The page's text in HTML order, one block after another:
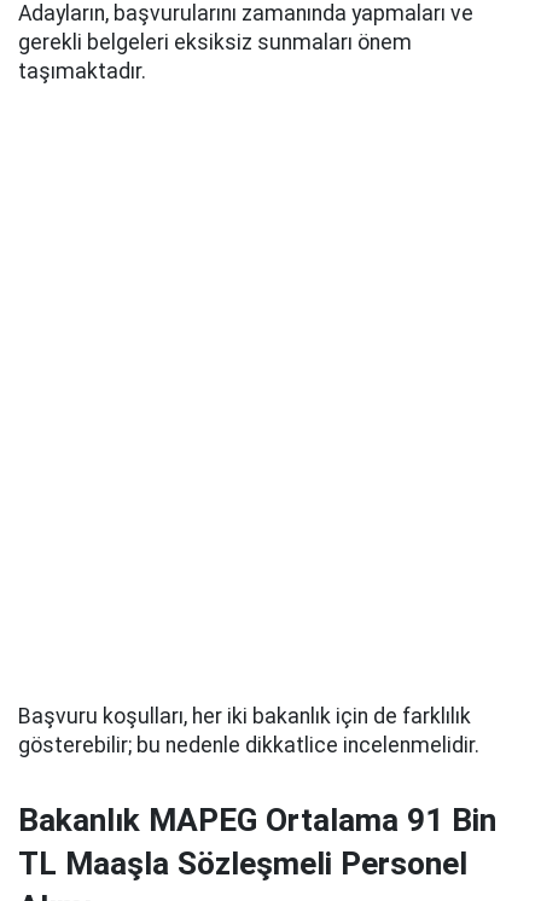
Adayların, başvurularını zamanında yapmaları ve
gerekli belgeleri eksiksiz sunmaları önem
taşımaktadır.
Başvuru koşulları, her iki bakanlık için de farklılık
gösterebilir; bu nedenle dikkatlice incelenmelidir.
Bakanlık MAPEG Ortalama 91 Bin
TL Maaşla Sözleşmeli Personel